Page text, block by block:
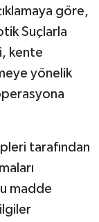
göre,
Suçlarla
kente
yönelik
tarafından
madde